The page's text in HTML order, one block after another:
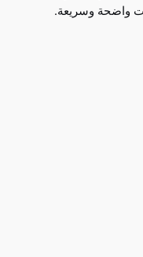
واضحة وسريعة.